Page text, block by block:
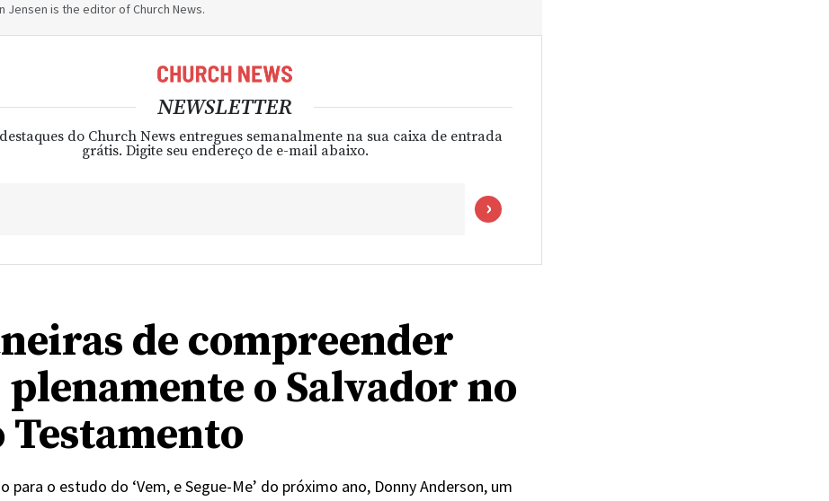
Jensen is the editor of Church News.
NEWSLETTER
do Church News entregues semanalmente na sua caixa de entrada
grátis. Digite seu endereço de e-mail abaixo.
de compreender
o Salvador no
Testamento
para o estudo do ‘Vem, e Segue-Me’ do próximo ano, Donny Anderson, um